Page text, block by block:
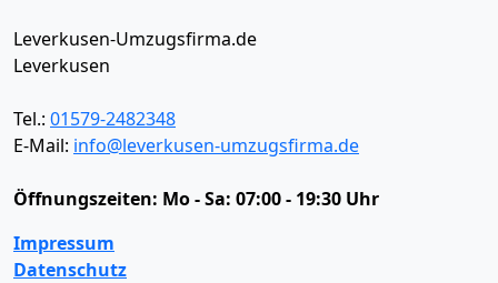
Leverkusen-Umzugsfirma.de
Leverkusen
Tel.: 01579-2482348
E-Mail: info@leverkusen-umzugsfirma.de
Öffnungszeiten: Mo - Sa: 07:00 - 19:30 Uhr
Impressum
Datenschutz